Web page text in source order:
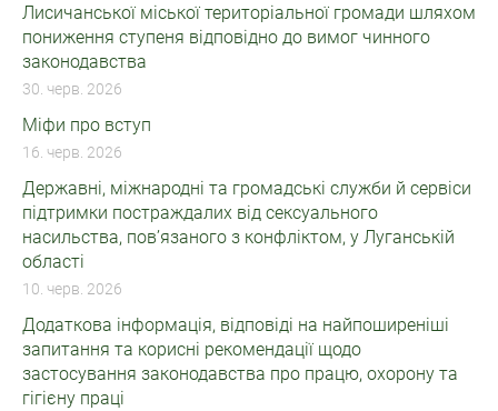
Лисичанської міської територіальної громади шляхом
пониження ступеня відповідно до вимог чинного
законодавства
30. черв. 2026
Міфи про вступ
16. черв. 2026
Державні, міжнародні та громадські служби й сервіси
підтримки постраждалих від сексуального
насильства, пов’язаного з конфліктом, у Луганській
області
10. черв. 2026
Додаткова інформація, відповіді на найпоширеніші
запитання та корисні рекомендації щодо
застосування законодавства про працю, охорону та
гігієну праці